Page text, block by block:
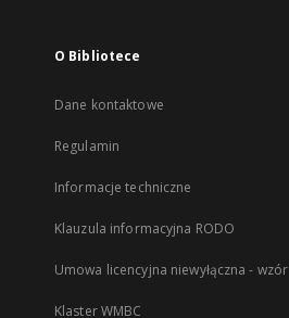
O Bibliotece
Dane kontaktowe
Regulamin
Informacje techniczne
Klauzula informacyjna RODO
Umowa licencyjna niewyłączna - wzór
Klaster WMBC